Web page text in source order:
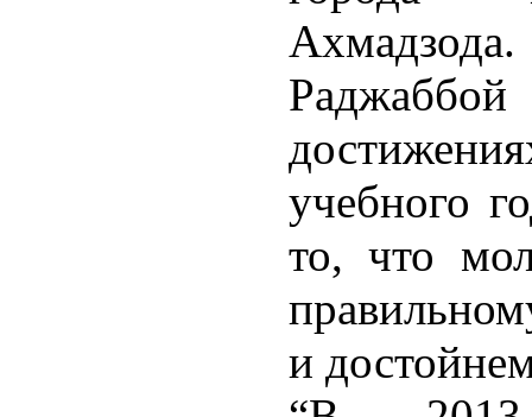
Ахмадзода.
учебного
то, что
и